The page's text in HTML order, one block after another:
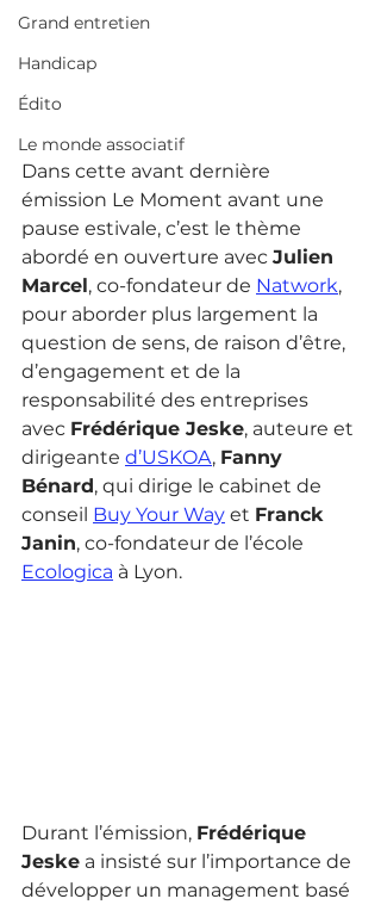
Grand entretien
Handicap
Édito
Le monde associatif
Dans cette avant dernière
émission Le Moment avant une
pause estivale, c’est le thème
abordé en ouverture avec Julien
Marcel, co-fondateur de Natwork,
pour aborder plus largement la
question de sens, de raison d’être,
d’engagement et de la
responsabilité des entreprises
avec Frédérique Jeske, auteure et
dirigeante d’USKOA, Fanny
Bénard, qui dirige le cabinet de
conseil Buy Your Way et Franck
Janin, co-fondateur de l’école
Ecologica à Lyon.
Durant l’émission, Frédérique
Jeske a insisté sur l’importance de
développer un management basé